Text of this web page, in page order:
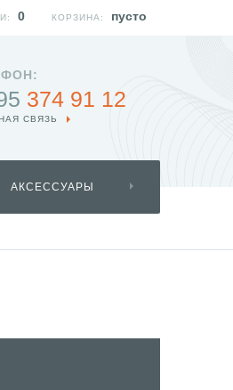
374 91 12
СВЯЗЬ
АКСЕССУАРЫ
КОРЗИНА: пусто
0